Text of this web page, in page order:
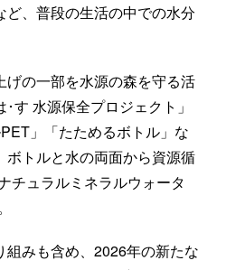
ど、普段の生活の中での水分
げの一部を水源の森を守る活
す 水源保全プロジェクト」
」「たためるボトル」な
ボトルと水の両面から資源循
チュラルミネラルウォータ
みも含め、2026年の新たな